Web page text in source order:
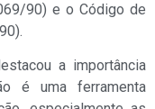
90) e o Código de
a importância
é uma ferramenta